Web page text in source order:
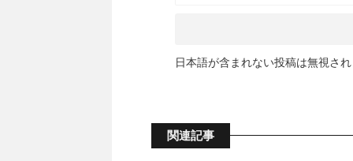
日本語が含まれない投稿は無視さ
関連記事